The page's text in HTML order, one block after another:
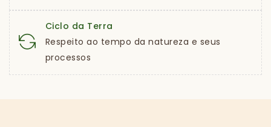
Ciclo da Terra
Respeito ao tempo da natureza e seus
processos